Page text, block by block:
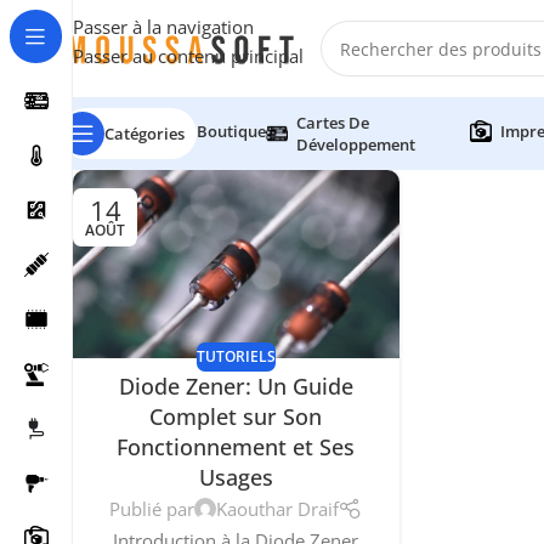
Passer à la navigation
Passer au contenu principal
Catégories Boutique
Cartes De
Développement
14
AOÛT
TUTORIELS
Diode Zener: Un Guide
Complet sur Son
Fonctionnement et Ses
Usages
Publié par
Kaouthar Draif